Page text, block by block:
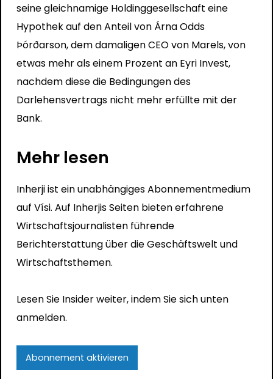
seine gleichnamige Holdinggesellschaft eine
Hypothek auf den Anteil von Árna Odds
Þórðarson, dem damaligen CEO von Marels, von
etwas mehr als einem Prozent an Eyri Invest,
nachdem diese die Bedingungen des
Darlehensvertrags nicht mehr erfüllte mit der
Bank.
Mehr lesen
Inherji ist ein unabhängiges Abonnementmedium
auf Vísi. Auf Inherjis Seiten bieten erfahrene
Wirtschaftsjournalisten führende
Berichterstattung über die Geschäftswelt und
Wirtschaftsthemen.
Lesen Sie Insider weiter, indem Sie sich unten
anmelden.
Abonnement aktivieren